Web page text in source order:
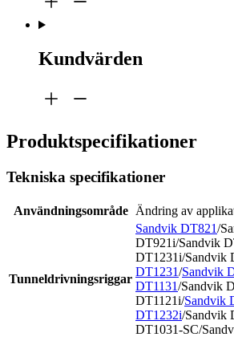
Kundvärden
Produktspecifikationer
Tekniska specifikationer
Användningsområde Ändring av
Tunneldrivningsriggar
Sandvik DT821/
DT921i/Sandvik
DT1231i/Sandvik
DT1231/Sandvik
DT1131/Sandvik
DT1121i/Sandvik
DT1232i/Sandvik
DT1031-SC/